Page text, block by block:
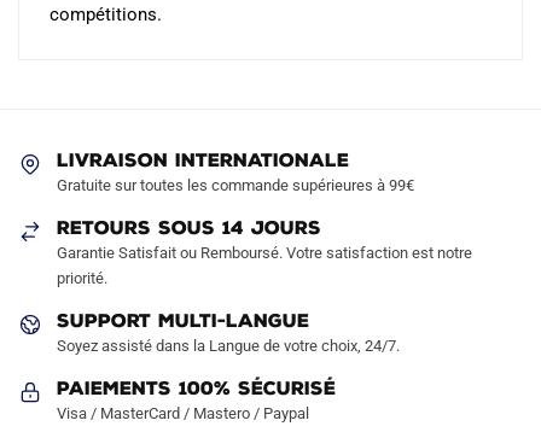
compétitions.
LIVRAISON INTERNATIONALE
Gratuite sur toutes les commande supérieures à 99€
RETOURS SOUS 14 JOURS
Garantie Satisfait ou Remboursé. Votre satisfaction est notre
priorité.
SUPPORT MULTI-LANGUE
Soyez assisté dans la Langue de votre choix, 24/7.
Paiements 100% Sécurisé
Visa / MasterCard / Mastero / Paypal